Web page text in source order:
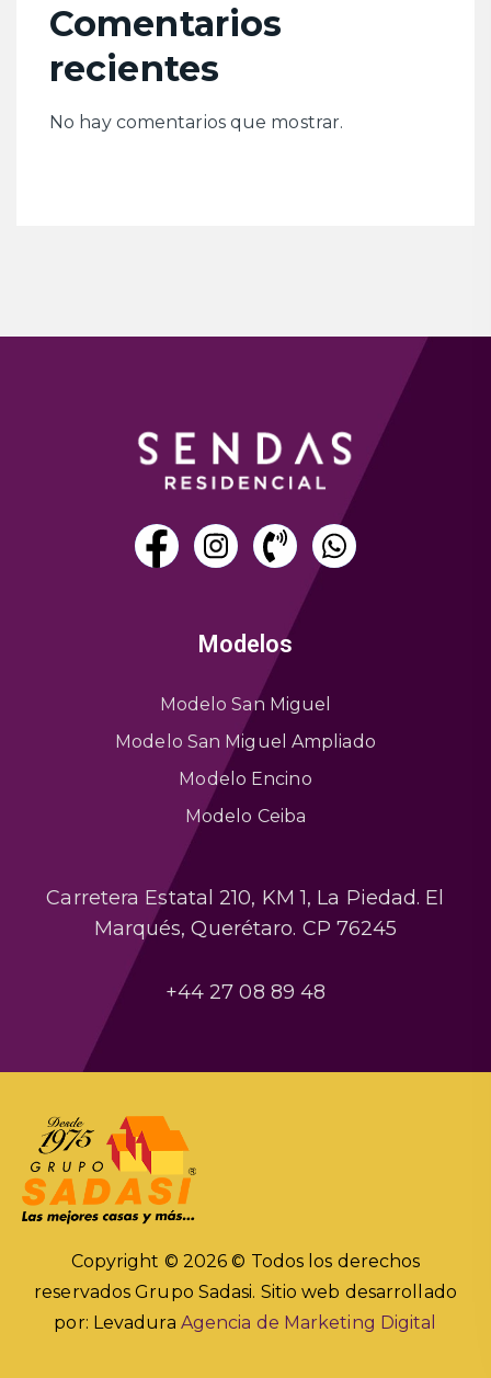
Comentarios
recientes
No hay comentarios que mostrar.
Modelos
Modelo San Miguel
Modelo San Miguel Ampliado
Modelo Encino
Modelo Ceiba
Carretera Estatal 210, KM 1, La Piedad. El
Marqués, Querétaro. CP 76245
+44 27 08 89 48
Copyright © 2026 © Todos los derechos
reservados Grupo Sadasi. Sitio web desarrollado
por: Levadura Agencia de Marketing Digital